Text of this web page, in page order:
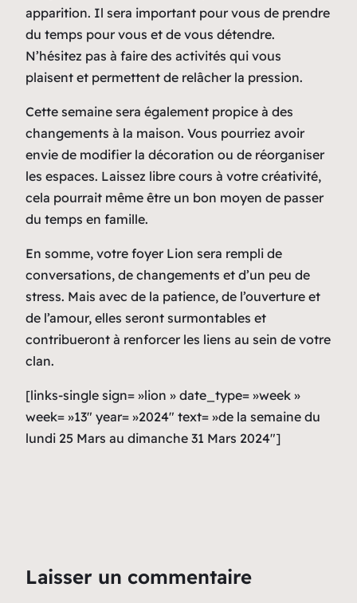
apparition. Il sera important pour vous de prendre
du temps pour vous et de vous détendre.
N’hésitez pas à faire des activités qui vous
plaisent et permettent de relâcher la pression.
Cette semaine sera également propice à des
changements à la maison. Vous pourriez avoir
envie de modifier la décoration ou de réorganiser
les espaces. Laissez libre cours à votre créativité,
cela pourrait même être un bon moyen de passer
du temps en famille.
En somme, votre foyer Lion sera rempli de
conversations, de changements et d’un peu de
stress. Mais avec de la patience, de l’ouverture et
de l’amour, elles seront surmontables et
contribueront à renforcer les liens au sein de votre
clan.
[links-single sign= »lion » date_type= »week »
week= »13″ year= »2024″ text= »de la semaine du
lundi 25 Mars au dimanche 31 Mars 2024″]
Laisser un commentaire